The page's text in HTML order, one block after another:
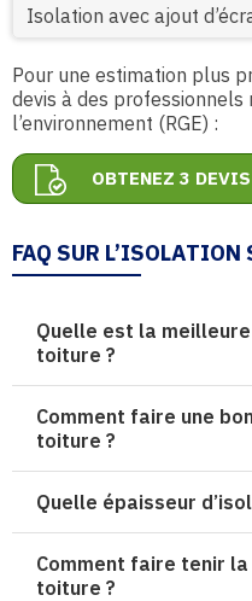
Isolation avec ajout
Pour une estimation plus
devis à des professionnels
l’environnement (RGE) :
OBTENEZ 3
FAQ SUR
Quelle est la
toiture ?
Comment faire une
toiture ?
Quelle épaisseur
Comment faire tenir
toiture ?